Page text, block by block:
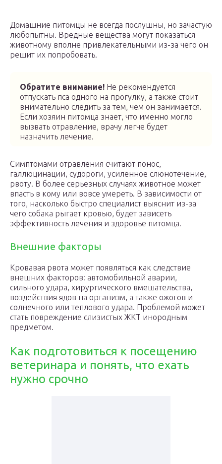
Домашние питомцы не всегда послушны, но зачастую
любопытны. Вредные вещества могут показаться
животному вполне привлекательными из-за чего он
решит их попробовать.
Обратите внимание! Не рекомендуется
отпускать пса одного на прогулку, а также стоит
внимательно следить за тем, чем он занимается.
Если хозяин питомца знает, что именно могло
вызвать отравление, врачу легче будет
назначить лечение.
Симптомами отравления считают понос,
галлюцинации, судороги, усиленное слюнотечение,
рвоту. В более серьезных случаях животное может
впасть в кому или вовсе умереть. В зависимости от
того, насколько быстро специалист выяснит из-за
чего собака рыгает кровью, будет зависеть
эффективность лечения и здоровье питомца.
Внешние факторы
Кровавая рвота может появляться как следствие
внешних факторов: автомобильной аварии,
сильного удара, хирургического вмешательства,
воздействия ядов на организм, а также ожогов и
солнечного или теплового удара. Проблемой может
стать повреждение слизистых ЖКТ инородным
предметом.
Как подготовиться к посещению
ветеринара и понять, что ехать
нужно срочно